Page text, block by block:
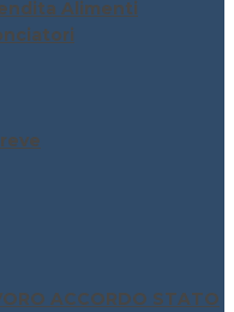
Alimenti
ACCORDO STATO